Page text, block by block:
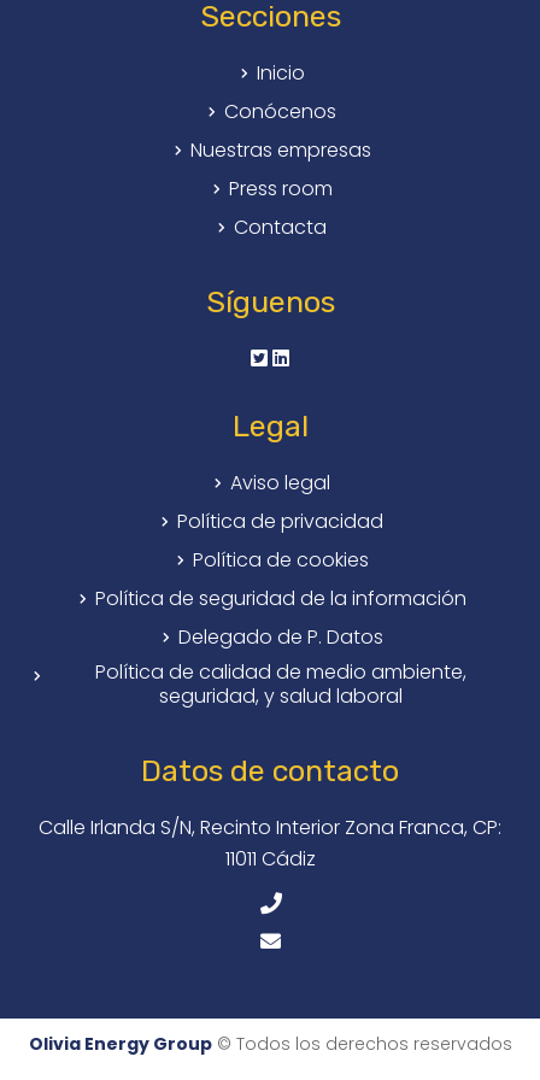
Secciones
Inicio
Conócenos
Nuestras empresas
Press room
Contacta
Síguenos
Legal
Aviso legal
Política de privacidad
Política de cookies
Política de seguridad de la información
Delegado de P. Datos
Política de calidad de medio ambiente,
seguridad, y salud laboral
Datos de contacto
Calle Irlanda S/N, Recinto Interior Zona Franca, CP:
11011 Cádiz
Olivia Energy Group© Todos los derechos reservados